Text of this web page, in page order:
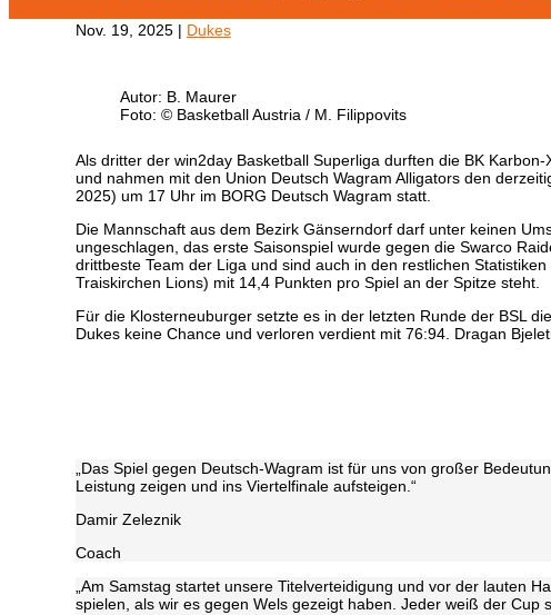
Nov. 19, 2025| Dukes
Autor: B. Maurer
Foto: © Basketball Austria / M. Filippovits
Als dritter der win2day Basketball Superliga durften die BK
und nahmen mit den Union Deutsch Wagram Alligators den
2025) um 17 Uhr im BORG Deutsch Wagram statt.
Die Mannschaft aus dem Bezirk Gänserndorf darf unter keinen
ungeschlagen, das erste Saisonspiel wurde gegen die Swarco
drittbeste Team der Liga und sind auch in den restlichen
Traiskirchen Lions) mit 14,4 Punkten pro Spiel an der Spitze steht.
Für die Klosterneuburger setzte es in der letzten Runde der BSL
Dukes keine Chance und verloren verdient mit 76:94. Dragan
„Das Spiel gegen Deutsch-Wagram ist für uns von großer
Leistung zeigen und ins Viertelfinale aufsteigen.“
Damir Zeleznik
Coach
„Am Samstag startet unsere Titelverteidigung und vor der lauten
spielen, als wir es gegen Wels gezeigt haben. Jeder weiß der